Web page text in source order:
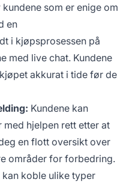
som er enige om
en
i kjøpsprosessen på
med live chat. Kundene
akkurat i tide før de
Kundene kan
hjelpen rett etter at
en flott oversikt over
områder for forbedring.
kan koble ulike typer